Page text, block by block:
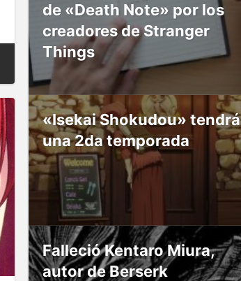
de «Death Note» por los
creadores de Stranger
Things
«Isekai Shokudou» tendrá
una 2da temporada
Falleció Kentaro Miura,
autor de Berserk